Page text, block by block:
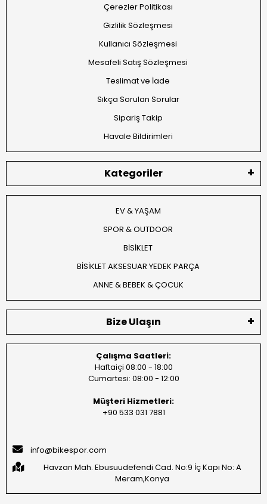
Çerezler Politikası
Gizlilik Sözleşmesi
Kullanıcı Sözleşmesi
Mesafeli Satış Sözleşmesi
Teslimat ve İade
Sıkça Sorulan Sorular
Sipariş Takip
Havale Bildirimleri
Kategoriler
EV & YAŞAM
SPOR & OUTDOOR
BİSİKLET
BİSİKLET AKSESUAR YEDEK PARÇA
ANNE & BEBEK & ÇOCUK
Bize Ulaşın
Çalışma Saatleri:
Haftaiçi 08:00 - 18:00
Cumartesi: 08:00 - 12:00
Müşteri Hizmetleri:
+90 533 031 7881
info@bikespor.com
Havzan Mah. Ebusuudefendi Cad. No:9 İç Kapı No: A
Meram,Konya